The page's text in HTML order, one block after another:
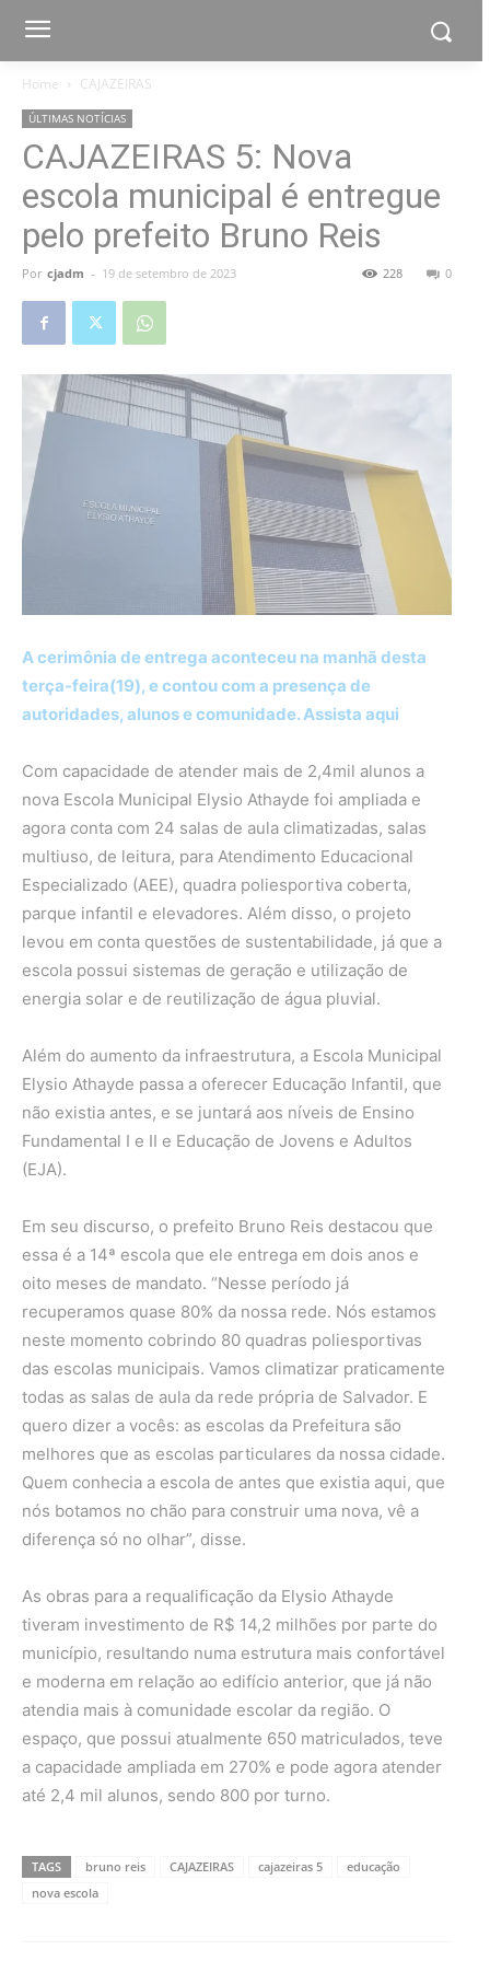
Home CAJAZEIRAS
ÚLTIMAS NOTÍCIAS
CAJAZEIRAS 5: Nova
escola municipal é entregue
pelo prefeito Bruno Reis
Por cjadm - 19 de setembro de 2023 0
228
A cerimônia de entrega aconteceu na manhã desta
terça-feira(19), e contou com a presença de
autoridades, alunos e comunidade. Assista aqui
Com capacidade de atender mais de 2,4mil alunos a
nova Escola Municipal Elysio Athayde foi ampliada e
agora conta com 24 salas de aula climatizadas, salas
multiuso, de leitura, para Atendimento Educacional
Especializado (AEE), quadra poliesportiva coberta,
parque infantil e elevadores. Além disso, o projeto
levou em conta questões de sustentabilidade, já que a
escola possui sistemas de geração e utilização de
energia solar e de reutilização de água pluvial.
Além do aumento da infraestrutura, a Escola Municipal
Elysio Athayde passa a oferecer Educação Infantil, que
não existia antes, e se juntará aos níveis de Ensino
Fundamental I e II e Educação de Jovens e Adultos
(EJA).
Em seu discurso, o prefeito Bruno Reis destacou que
essa é a 14ª escola que ele entrega em dois anos e
oito meses de mandato. “Nesse período já
recuperamos quase 80% da nossa rede. Nós estamos
neste momento cobrindo 80 quadras poliesportivas
das escolas municipais. Vamos climatizar praticamente
todas as salas de aula da rede própria de Salvador. E
quero dizer a vocês: as escolas da Prefeitura são
melhores que as escolas particulares da nossa cidade.
Quem conhecia a escola de antes que existia aqui, que
nós botamos no chão para construir uma nova, vê a
diferença só no olhar”, disse.
As obras para a requalificação da Elysio Athayde
tiveram investimento de R$ 14,2 milhões por parte do
município, resultando numa estrutura mais confortável
e moderna em relação ao edifício anterior, que já não
atendia mais à comunidade escolar da região. O
espaço, que possui atualmente 650 matriculados, teve
a capacidade ampliada em 270% e pode agora atender
até 2,4 mil alunos, sendo 800 por turno.
TAGS bruno reis CAJAZEIRAS cajazeiras 5
educação
nova escola